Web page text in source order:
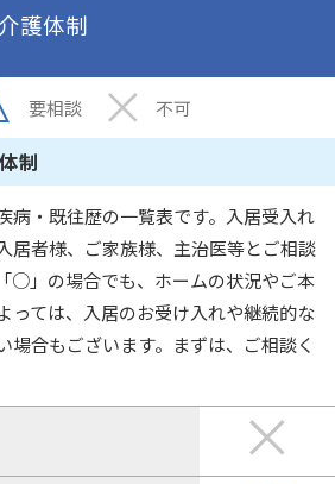
護体制
要相談 不可
制
病・既往歴の一覧表です。入居受入れ
居者様、ご家族様、主治医等とご相談
○」の場合でも、ホームの状況やご本
っては、入居のお受け入れや継続的な
場合もございます。まずは、ご相談く